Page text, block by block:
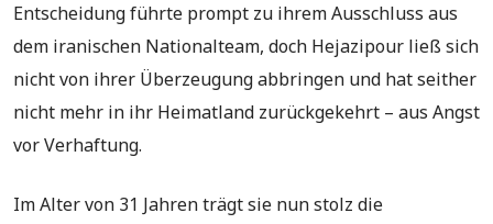
Entscheidung führte prompt zu ihrem Ausschluss aus
dem iranischen Nationalteam, doch Hejazipour ließ sich
nicht von ihrer Überzeugung abbringen und hat seither
nicht mehr in ihr Heimatland zurückgekehrt – aus Angst
vor Verhaftung.
Im Alter von 31 Jahren trägt sie nun stolz die